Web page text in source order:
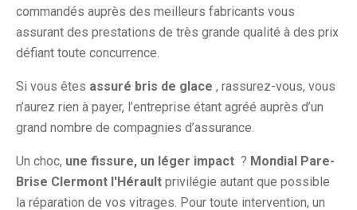
commandés auprès des meilleurs fabricants vous
assurant des prestations de très grande qualité à des prix
défiant toute concurrence.
Si vous êtes assuré bris de glace , rassurez-vous, vous
n’aurez rien à payer, l’entreprise étant agréé auprès d’un
grand nombre de compagnies d’assurance.
Un choc, une fissure, un léger impact ? Mondial Pare-
Brise Clermont l'Hérault privilégie autant que possible
la réparation de vos vitrages. Pour toute intervention, un